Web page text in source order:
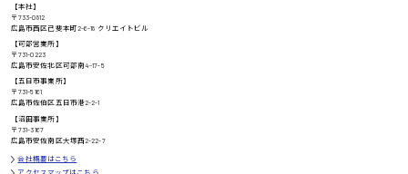
高知県
【本社】
〒733-0812
広島市西区己斐本町2-6-18 クリエイトビル
【可部営業所】
〒731-0223
広島市安佐北区可部南4-17-5
【五日市事業所】
〒731-5161
広島市佐伯区五日市港2-2-1
【沼田事業所】
〒731-3167
広島市安佐南区大塚西2-22-7
会社概要はこちら